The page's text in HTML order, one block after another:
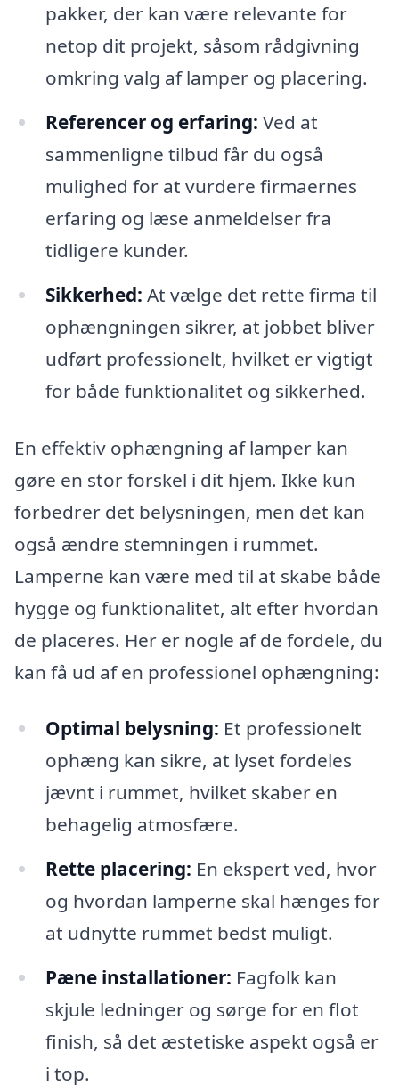
pakker, der kan være relevante for
netop dit projekt, såsom rådgivning
omkring valg af lamper og placering.
Referencer og erfaring: Ved at
sammenligne tilbud får du også
mulighed for at vurdere firmaernes
erfaring og læse anmeldelser fra
tidligere kunder.
Sikkerhed: At vælge det rette firma til
ophængningen sikrer, at jobbet bliver
udført professionelt, hvilket er vigtigt
for både funktionalitet og sikkerhed.
En effektiv ophængning af lamper kan
gøre en stor forskel i dit hjem. Ikke kun
forbedrer det belysningen, men det kan
også ændre stemningen i rummet.
Lamperne kan være med til at skabe både
hygge og funktionalitet, alt efter hvordan
de placeres. Her er nogle af de fordele, du
kan få ud af en professionel ophængning:
Optimal belysning: Et professionelt
ophæng kan sikre, at lyset fordeles
jævnt i rummet, hvilket skaber en
behagelig atmosfære.
Rette placering: En ekspert ved, hvor
og hvordan lamperne skal hænges for
at udnytte rummet bedst muligt.
Pæne installationer: Fagfolk kan
skjule ledninger og sørge for en flot
finish, så det æstetiske aspekt også er
i top.